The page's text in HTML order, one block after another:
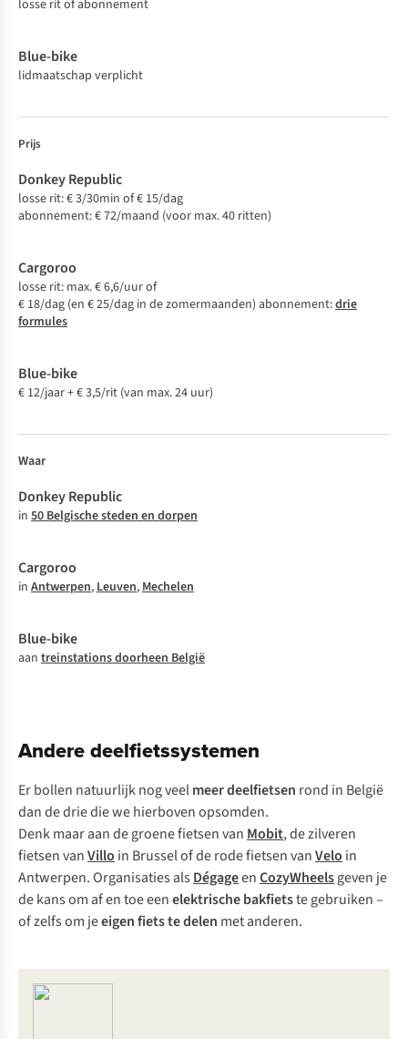
losse rit of abonnement
lidmaatschap verplicht
Prijs
losse rit: € 3/30min of € 15/dag
abonnement: € 72/maand (voor max. 40 ritten)
losse rit: max. € 6,6/uur of
€ 18/dag (en € 25/dag in de zomermaanden) abonnement:drie
formules
€ 12/jaar + € 3,5/rit (van max. 24 uur)
Waar
in 50 Belgische steden en dorpen
in Antwerpen,Leuven,Mechelen
aan treinstations doorheen België
Andere deelfietssystemen
Er bollen natuurlijk nog veelmeer deelfietsen rond in België
dan de drie die we hierboven opsomden.
Denk maar aan de groene fietsen van Mobit, de zilveren
fietsen vanVillo in Brussel of de rode fietsen vanVelo in
Antwerpen. Organisaties als DégageenCozyWheelsgeven je
de kans om af en toe eenelektrische bakfietste gebruiken –
of zelfs om jeeigen fiets te delen met anderen.